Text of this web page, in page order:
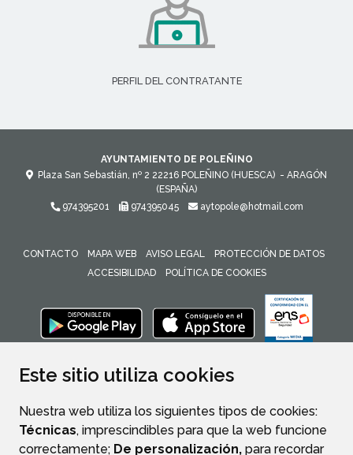
Este sitio utiliza cookies
Nuestra web utiliza los siguientes tipos de cookies:
Técnicas, imprescindibles para que la web funcione
correctamente; De personalización, para recordar
PERFIL DEL CONTRATANTE
AYUNTAMIENTO DE POLEÑINO
Plaza San Sebastián, nº 2 22216 POLEÑINO (HUESCA) - ARAGÓN
(ESPAÑA)
974395201
974395045 aytopole@hotmail.com
CONTACTO MAPA WEB AVISO LEGAL
PROTECCIÓN DE DATOS
ACCESIBILIDAD
POLÍTICA DE COOKIES